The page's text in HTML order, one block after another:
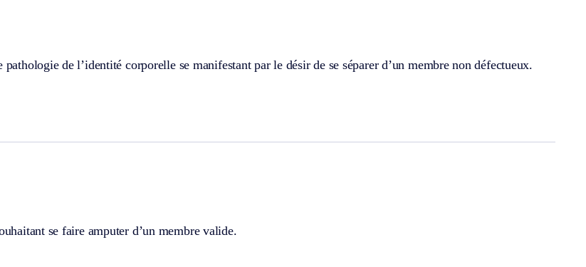
pathologie de l’identité corporelle se manifestant par le désir de se séparer d’un membre non défectueux.
se faire amputer d’un membre valide.